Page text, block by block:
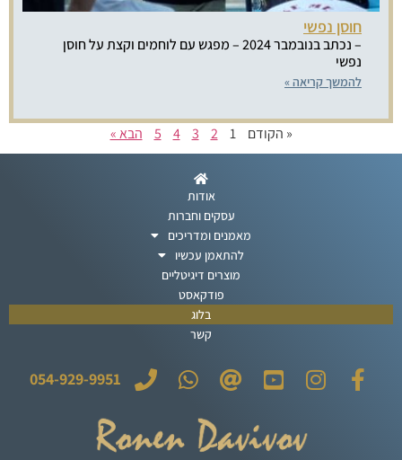
חוסן נפשי
– נכתב בנובמבר 2024 – מפגש עם לוחמים וקצת על חוסן
נפשי
להמשך קריאה »
« הקודם 1
2
3
4
5 הבא »
אודות
עסקים וחברות
מאמנים ומדריכים
להתאמן עכשיו
מוצרים דיגיטליים
פודקאסט
בלוג
קשר
054-929-9951